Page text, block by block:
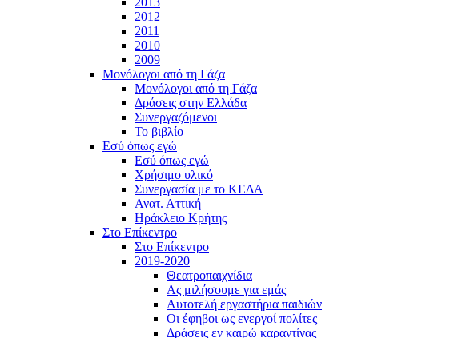
2012
2011
2010
2009
Μονόλογοι από τη Γάζα
Μονόλογοι από τη Γάζα
Δράσεις στην Ελλάδα
Συνεργαζόμενοι
To βιβλίο
Εσύ όπως εγώ
Εσύ όπως εγώ
Χρήσιμο υλικό
Συνεργασία με το ΚΕΔΑ
Ανατ. Αττική
Ηράκλειο Κρήτης
Στο Επίκεντρο
Στο Επίκεντρο
2019-2020
Θεατροπαιχνίδια
Ας μιλήσουμε για εμάς
Αυτοτελή εργαστήρια παιδιών
Οι έφηβοι ως ενεργοί πολίτες
Δράσεις εν καιρώ καραντίνας